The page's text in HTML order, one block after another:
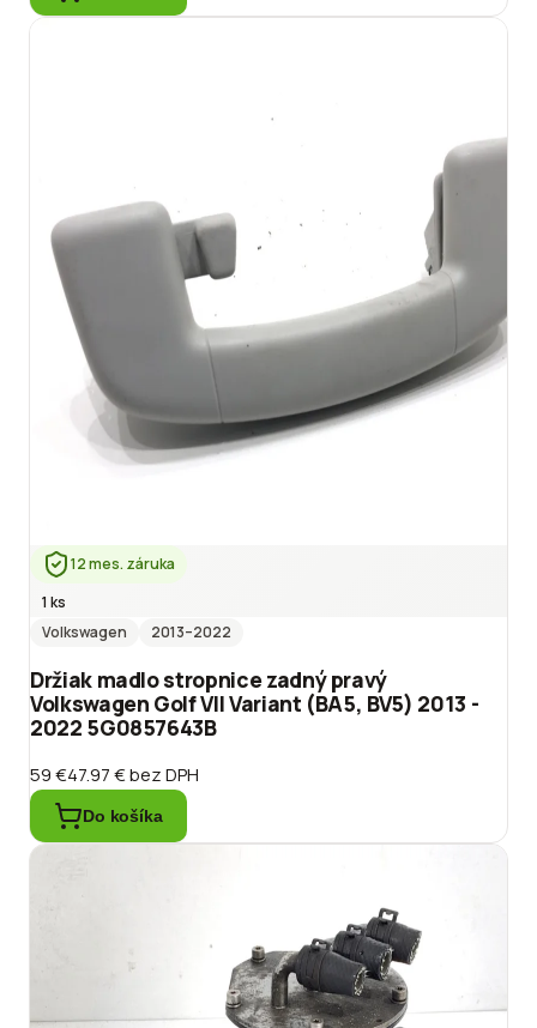
12 mes. záruka
1 ks
Volkswagen
2013–2022
Držiak madlo stropnice zadný pravý
Volkswagen Golf VII Variant (BA5, BV5) 2013 -
2022 5G0857643B
59 €47.97 €bez DPH
Do košíka